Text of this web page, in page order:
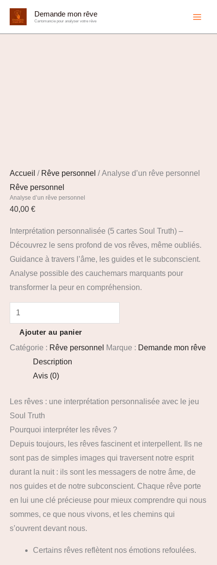
Aller
contenu
Demande mon rêve
Cartomancie pour analyser votre rêve
Accueil / Rêve personnel / Analyse d’un rêve personnel
Rêve personnel
Analyse d’un rêve personnel
40,00 €
Interprétation personnalisée (5 cartes Soul Truth) –
Découvrez le sens profond de vos rêves, même oubliés.
Guidance à travers l’âme, les guides et le subconscient.
Analyse possible des cauchemars marquants pour
transformer la peur en compréhension.
quantité
de
Analyse
d’un
personnel
Ajouter au panier
Catégorie : Rêve personnel Marque : Demande mon rêve
Description
Avis (0)
Les rêves : une interprétation personnalisée avec le jeu
Soul Truth
Pourquoi interpréter les rêves ?
Depuis toujours, les rêves fascinent et interpellent. Ils ne
sont pas de simples images qui traversent notre esprit
durant la nuit : ils sont les messagers de notre âme, de
nos guides et de notre subconscient. Chaque rêve porte
en lui une clé précieuse pour mieux comprendre qui nous
sommes, ce que nous vivons, et les chemins qui
s’ouvrent devant nous.
Certains rêves reflètent nos émotions refoulées.